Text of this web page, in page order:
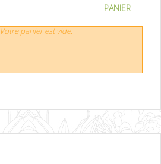
PANIER
Votre panier est vide.